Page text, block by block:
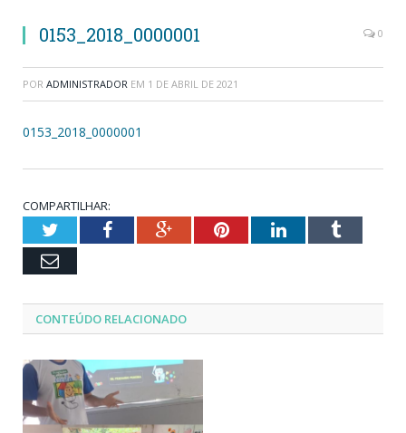
0153_2018_0000001 0
POR ADMINISTRADOR EM 1 DE ABRIL DE 2021
0153_2018_0000001
COMPARTILHAR:
TwitterFacebookGoogle+PinterestLinkedInTumblr
Email
CONTEÚDO RELACIONADO